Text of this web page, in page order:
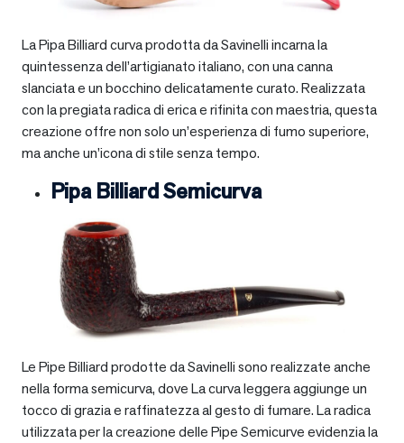
La Pipa Billiard curva prodotta da Savinelli incarna la
quintessenza dell’artigianato italiano, con una canna
slanciata e un bocchino delicatamente curato. Realizzata
con la pregiata radica di erica e rifinita con maestria, questa
creazione offre non solo un’esperienza di fumo superiore,
ma anche un’icona di stile senza tempo.
Pipa Billiard Semicurva
Le Pipe Billiard prodotte da Savinelli sono realizzate anche
nella forma semicurva, dove La curva leggera aggiunge un
tocco di grazia e raffinatezza al gesto di fumare. La radica
utilizzata per la creazione delle Pipe Semicurve evidenzia la